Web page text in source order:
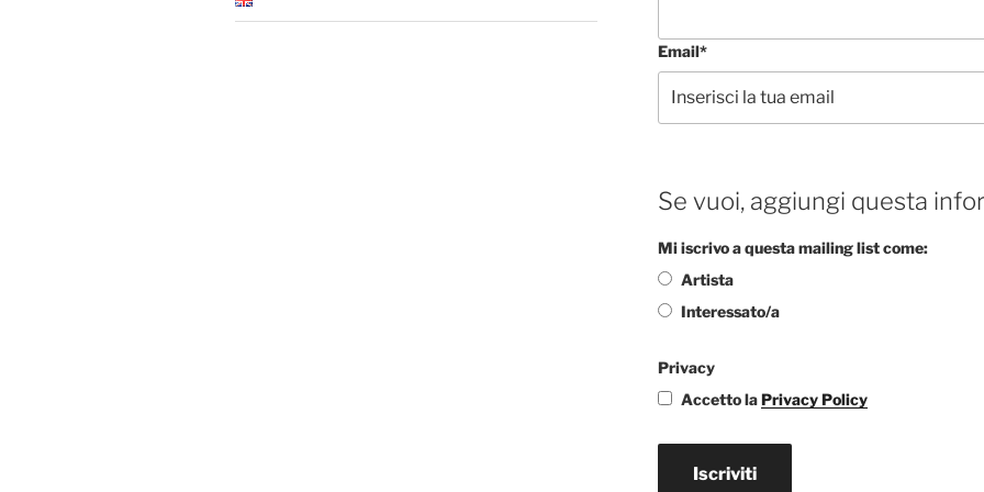
Email*
Se vuoi, aggiungi questa
Mi iscrivo a questa mailing list come:
Artista
Interessato/a
Privacy
Accetto laPrivacy Policy
Iscriviti